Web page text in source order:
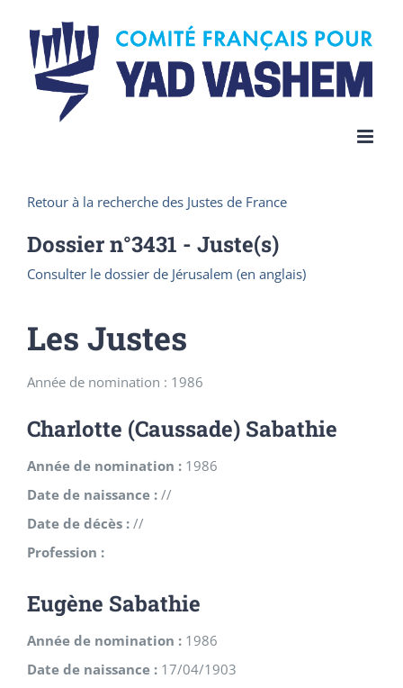
content
Retour à la recherche des Justes de France
Dossier n°3431 - Juste(s)
Consulter le dossier de Jérusalem (en anglais)
Les Justes
Année de nomination : 1986
Charlotte (Caussade) Sabathie
Année de nomination : 1986
Date de naissance : //
Date de décès : //
Profession :
Eugène Sabathie
Année de nomination : 1986
Date de naissance : 17/04/1903